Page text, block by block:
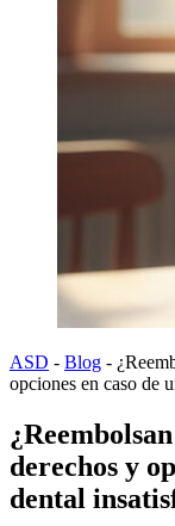
ASD - Blog -
opciones en caso de
derechos y
dental